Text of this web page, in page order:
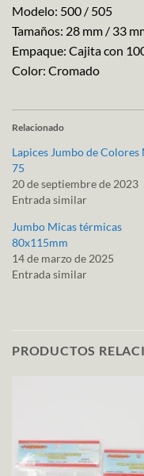
Modelo: 500 / 505
Tamaños: 28 mm / 33
Empaque: Cajita con
Color: Cromado
Relacionado
Lapices Jumbo de Colores
75
20 de septiembre de 2023
Entrada similar
Jumbo Micas térmicas
80x115mm
14 de marzo de 2025
Entrada similar
PRODUCTOS